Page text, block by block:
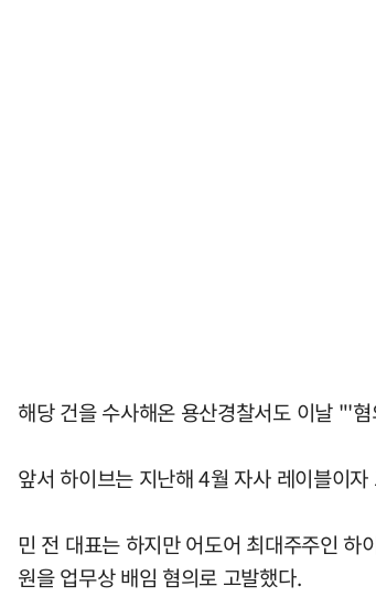
해당 건을 수사해온 용산경찰서도 이날 "'
앞서 하이브는 지난해 4월 자사 레이블이
민 전 대표는 하지만 어도어 최대주주인
원을 업무상 배임 혐의로 고발했다.